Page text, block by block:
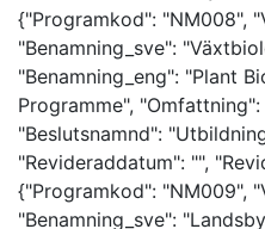
{"Programkod": "NM008",
"Benamning_sve":
"Benamning_eng": "Plant
Programme",
"Beslutsnamnd":
"Revideraddatum": "",
{"Programkod": "NM009",
"Benamning_sve":